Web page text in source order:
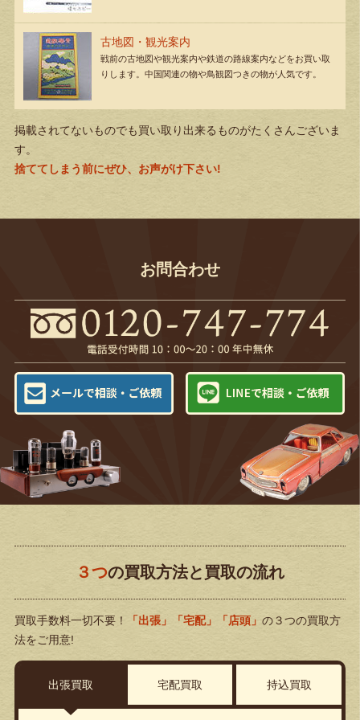
古地図・観光案内
戦前の古地図や観光案内や鉄道の路線案内などをお買い取
りします。中国関連の物や鳥観図つきの物が人気です。
掲載されてないものでも買い取り出来るものがたくさんございま
す。
捨ててしまう前にぜひ、お声がけ下さい!
お問合わせ
３つの買取方法と買取の流れ
買取手数料一切不要！ 「出張」「宅配」「店頭」 の３つの買取方
法をご用意!
出張買取 宅配買取 持込買取